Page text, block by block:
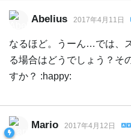
Abelius 2017年4月11日
なるほど。うーん…では、
る場合はどうでしょう？そ
すか？ :happy:
Mario 2017年4月12日